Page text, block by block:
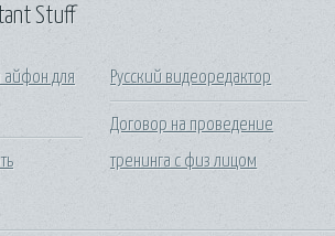
Stuff
для
Русский видеоредактор
Договор на проведение
тренинга с физ лицом